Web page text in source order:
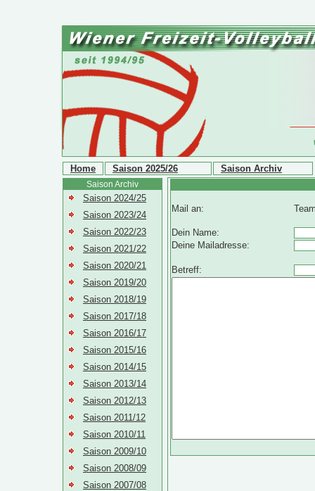
Home Saison 2025/26 Saison Archiv
Saison Archiv
Saison 2024/25
Saison 2023/24
Saison 2022/23
Saison 2021/22
Saison 2020/21
Saison 2019/20
Saison 2018/19
Saison 2017/18
Saison 2016/17
Saison 2015/16
Saison 2014/15
Saison 2013/14
Saison 2012/13
Saison 2011/12
Saison 2010/11
Saison 2009/10
Saison 2008/09
Saison 2007/08
Mail an:
Dein Name:
Deine Mailadresse:
Betreff: